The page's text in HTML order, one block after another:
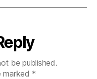
be published.
marked *